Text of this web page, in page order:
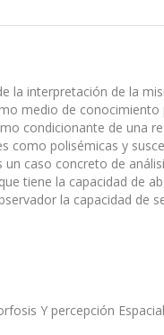
la interpretación de la
medio de
condicionante de una
como polisémicas y
caso concreto de
tiene la capacidad de
la capacidad de
Y percepción